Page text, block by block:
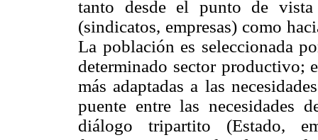
tanto desde el punto de
(sindicatos, empresas) como
La población es seleccionada
determinado sector productivo;
más adaptadas a las
puente entre las
diálogo tripartito (Estado,